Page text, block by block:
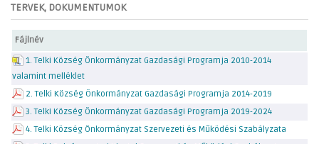
TERVEK, DOKUMENTUMOK
Fájlnév
1. Telki Község Önkormányzat Gazdasági Programja 2010-2014
valamint melléklet
2. Telki Község Önkormányzat Gazdasági Programja 2014-2019
3. Telki Község Önkormányzat Gazdasági Programja 2019-2024
4. Telki Község Önkormányzat Szervezeti és Működési Szabályzata